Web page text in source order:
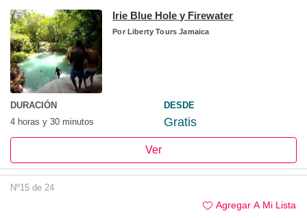
Irie Blue Hole y Firewater
PorLiberty Tours Jamaica
DURACIÓN
4 horas y 30 minutos
DESDE
Gratis
Ver
Nº15 de 24
Agregar A Mi Lista